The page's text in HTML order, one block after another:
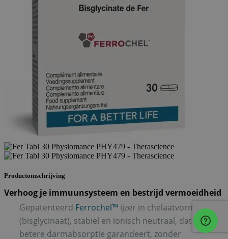
Productomschrijving
Verhoog je immuunsysteem en bestrijd vermoeidheid
Gepatenteerd Ferrochel™ ijzer in chelaatvorm
(bisglycinaat), stabiel en ionisch neutraal, dat een
betere darmabsorptie garandeert, zonder